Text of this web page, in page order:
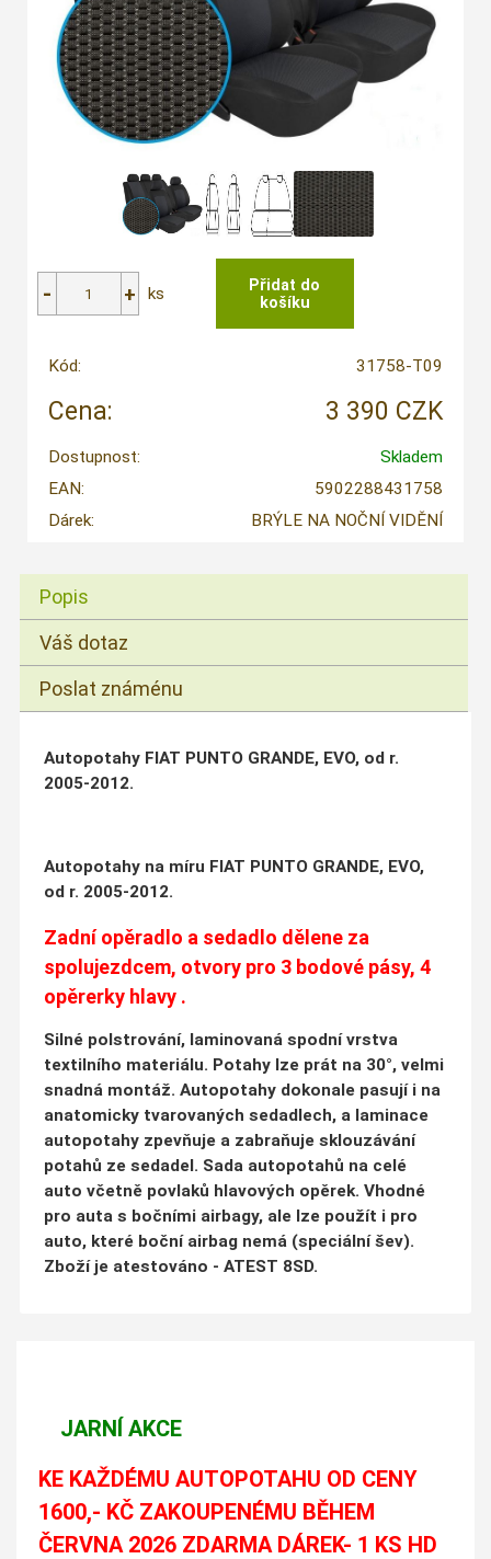
ks
Kód: 31758-T09
Cena: 3 390 CZK
Dostupnost:
Skladem
EAN:
5902288431758
Dárek:
BRÝLE NA NOČNÍ VIDĚNÍ
Popis
Váš dotaz
Poslat známénu
Autopotahy FIAT PUNTO GRANDE, EVO, od r.
2005-2012.
Autopotahy na míru FIAT PUNTO GRANDE, EVO,
od r. 2005-2012.
Zadní opěradlo a sedadlo dělene za
spolujezdcem, otvory pro 3 bodové pásy, 4
opěrerky hlavy .
Silné polstrování, laminovaná spodní vrstva
textilního materiálu. Potahy lze prát na 30°, velmi
snadná montáž. Autopotahy dokonale pasují i na
anatomicky tvarovaných sedadlech, a laminace
autopotahy zpevňuje a zabraňuje sklouzávání
potahů ze sedadel. Sada autopotahů na celé
auto včetně povlaků hlavových opěrek. Vhodné
pro auta s bočními airbagy, ale lze použít i pro
auto, které boční airbag nemá (speciální šev).
Zboží je atestováno - ATEST 8SD.
JARNÍ AKCE
KE KAŽDÉMU AUTOPOTAHU OD CENY
1600,- KČ ZAKOUPENÉMU BĚHEM
ČERVNA 2026 ZDARMA DÁREK- 1 KS HD